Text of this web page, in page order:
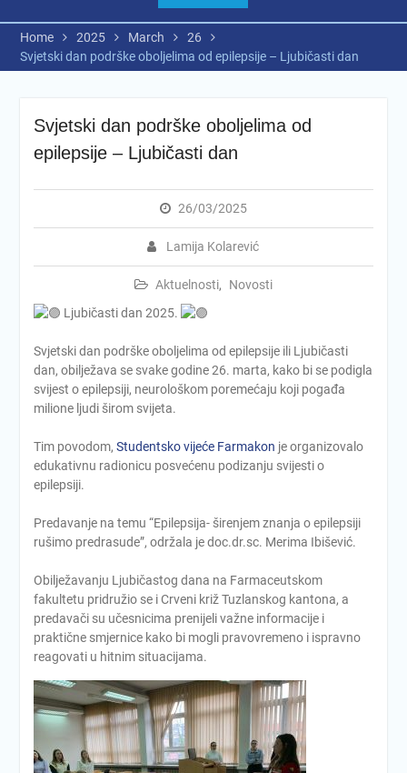
Home 2025 March
26
Svjetski dan podrške oboljelima od epilepsije – Ljubičasti dan
Svjetski dan podrške oboljelima od
epilepsije – Ljubičasti dan
26/03/2025
Lamija Kolarević
Aktuelnosti,
Novosti
Ljubičasti dan 2025.
Svjetski dan podrške oboljelima od epilepsije ili Ljubičasti
dan, obilježava se svake godine 26. marta, kako bi se podigla
svijest o epilepsiji, neurološkom poremećaju koji pogađa
milione ljudi širom svijeta.
Tim povodom, Studentsko vijeće Farmakon je organizovalo
edukativnu radionicu posvećenu podizanju svijesti o
epilepsiji.
Predavanje na temu “Epilepsija- širenjem znanja o epilepsiji
rušimo predrasude”, održala je doc.dr.sc. Merima Ibišević.
Obilježavanju Ljubičastog dana na Farmaceutskom
fakultetu pridružio se i Crveni križ Tuzlanskog kantona, a
predavači su učesnicima prenijeli važne informacije i
praktične smjernice kako bi mogli pravovremeno i ispravno
reagovati u hitnim situacijama.